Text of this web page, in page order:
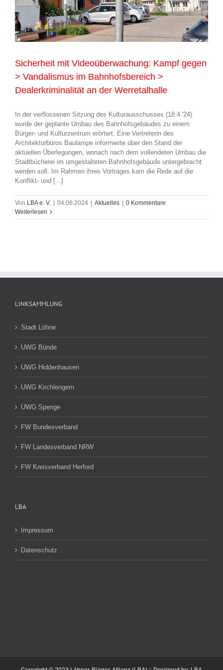
Sicherheit mit Videoüberwachung: Kampf gegen
> Vandalismus im Bahnhofsbereich >
Dealerkriminalität an der Werretalhalle
In der verflossenen Sitzung des Kulturausschusses (18.4.'24)
wurde der geplante Umbau des Bahnhofsgebäudes zu einem
Bürger- und Kulturzentrum erörtert. Eine Vertreterin des
Architekturbüros Baulampe informierte über den Stand der
aktuellen Überlegungen, wonach nach dem vollendeten Umbau die
Stadtbücherei im umgestalteten Bahnhofsgebäude untergebracht
werden soll. Im Rahmen ihres Vortrages kam die Rede auf die
Konflikt- und [...]
Von LBA e. V. 04.06.2024 Aktuelles
0 Kommentare
Weiterlesen
LINKSAMMLUNG
Stadt Löhne
UWG Bünde
UWG Hiddenhausen
UWG Kirchlengern
UWG Spenge
FW Bundesverband
FW Landesverband NRW
FW Kreisverband Herford
LBA
Impressum
Datenschutz